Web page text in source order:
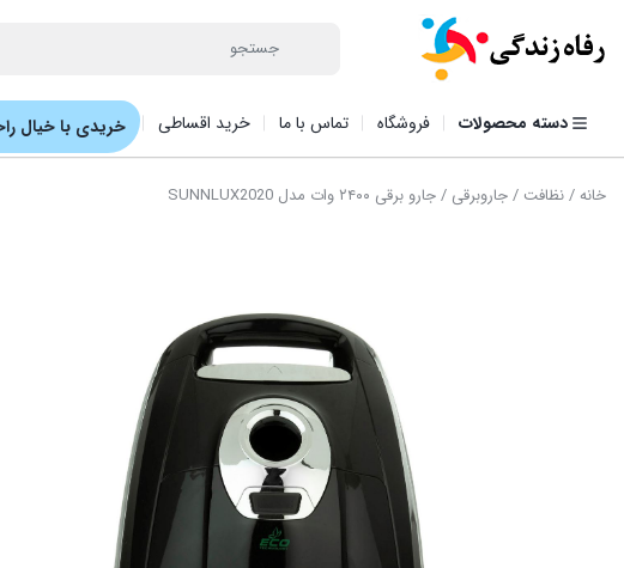
دسته محصولات فروشگاه تماس با ما خرید اقساطی خریدی با خیال
خانه/نظافت /جاروبرقی / جارو برقی ۲۴۰۰ وات مدل SUNNLUX2020